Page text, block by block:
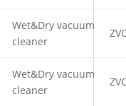
Wet&Dry vacuum
cleaner
Wet&Dry vacuum
cleaner